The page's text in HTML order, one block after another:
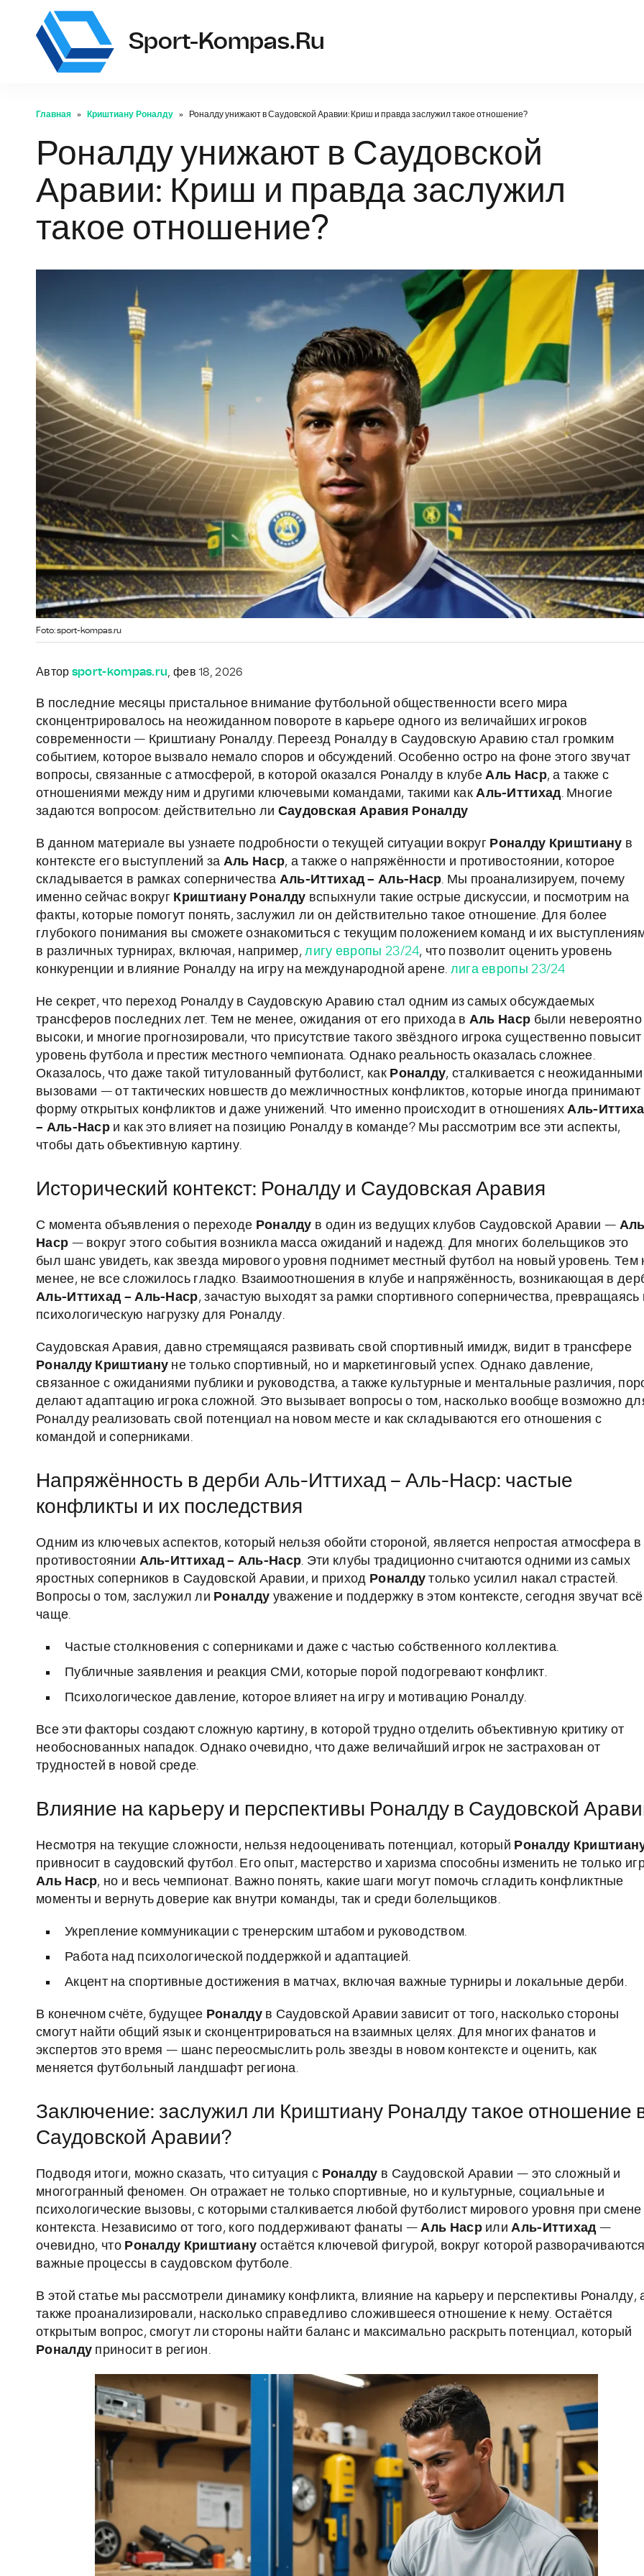
Sport-Kompas.ru
Главная Криштиану Роналду Роналду унижают в Саудовской Аравии: Криш и правда заслужил такое отношение?
Роналду унижают в Саудовской
Аравии: Криш и правда заслужил
такое отношение?
Foto: sport-kompas.ru
Автор sport-kompas.ru, фев 18, 2026
В последние месяцы пристальное внимание футбольной общественности всего мира
сконцентрировалось на неожиданном повороте в карьере одного из величайших игроков
современности — Криштиану Роналду. Переезд Роналду в Саудовскую Аравию стал громким
событием, которое вызвало немало споров и обсуждений. Особенно остро на фоне этого звучат
вопросы, связанные с атмосферой, в которой оказался Роналду в клубеАль Наср, а также с
отношениями между ним и другими ключевыми командами, такими какАль-Иттихад. Многие
задаются вопросом: действительно ли Саудовская Аравия Роналду
В данном материале вы узнаете подробности о текущей ситуации вокруг Роналду Криштиану в
контексте его выступлений за Аль Наср, а также о напряжённости и противостоянии, которое
складывается в рамках соперничества Аль-Иттихад – Аль-Наср. Мы проанализируем, почему
именно сейчас вокруг Криштиану Роналду вспыхнули такие острые дискуссии, и посмотрим на
факты, которые помогут понять, заслужил ли он действительно такое отношение. Для более
глубокого понимания вы сможете ознакомиться с текущим положением команд и их
в различных турнирах, включая, например,лигу европы 23/24, что позволит оценить уровень
конкуренции и влияние Роналду на игру на международной арене. лига европы 23/24
Не секрет, что переход Роналду в Саудовскую Аравию стал одним из самых обсуждаемых
трансферов последних лет. Тем не менее, ожидания от его прихода в Аль Наср были невероятно
высоки, и многие прогнозировали, что присутствие такого звёздного игрока существенно повысит
уровень футбола и престиж местного чемпионата. Однако реальность оказалась сложнее.
Оказалось, что даже такой титулованный футболист, как Роналду, сталкивается с неожиданными
вызовами — от тактических новшеств до межличностных конфликтов, которые иногда принимают
форму открытых конфликтов и даже унижений. Что именно происходит в отношенияхАль-
– Аль-Наср и как это влияет на позицию Роналду в команде? Мы рассмотрим все эти аспекты,
чтобы дать объективную картину.
Исторический контекст: Роналду и Саудовская Аравия
С момента объявления о переходе Роналду в один из ведущих клубов Саудовской Аравии — Аль
Наср — вокруг этого события возникла масса ожиданий и надежд. Для многих болельщиков это
был шанс увидеть, как звезда мирового уровня поднимет местный футбол на новый уровень. Тем
менее, не все сложилось гладко. Взаимоотношения в клубе и напряжённость, возникающая в
Аль-Иттихад – Аль-Наср, зачастую выходят за рамки спортивного соперничества, превращаясь
психологическую нагрузку для Роналду.
Саудовская Аравия, давно стремящаяся развивать свой спортивный имидж, видит в трансфере
Роналду Криштиану не только спортивный, но и маркетинговый успех. Однако давление,
связанное с ожиданиями публики и руководства, а также культурные и ментальные различия,
делают адаптацию игрока сложной. Это вызывает вопросы о том, насколько вообще возможно
Роналду реализовать свой потенциал на новом месте и как складываются его отношения с
командой и соперниками.
Напряжённость в дерби Аль-Иттихад – Аль-Наср: частые
конфликты и их последствия
Одним из ключевых аспектов, который нельзя обойти стороной, является непростая атмосфера в
противостоянии Аль-Иттихад – Аль-Наср. Эти клубы традиционно считаются одними из самых
яростных соперников в Саудовской Аравии, и приход Роналду только усилил накал страстей.
Вопросы о том, заслужил ли Роналду уважение и поддержку в этом контексте, сегодня звучат всё
чаще.
Частые столкновения с соперниками и даже с частью собственного коллектива.
Публичные заявления и реакция СМИ, которые порой подогревают конфликт.
Психологическое давление, которое влияет на игру и мотивацию Роналду.
Все эти факторы создают сложную картину, в которой трудно отделить объективную критику от
необоснованных нападок. Однако очевидно, что даже величайший игрок не застрахован от
трудностей в новой среде.
Влияние на карьеру и перспективы Роналду в Саудовской
Несмотря на текущие сложности, нельзя недооценивать потенциал, который Роналду
привносит в саудовский футбол. Его опыт, мастерство и харизма способны изменить не только
Аль Наср, но и весь чемпионат. Важно понять, какие шаги могут помочь сгладить конфликтные
моменты и вернуть доверие как внутри команды, так и среди болельщиков.
Укрепление коммуникации с тренерским штабом и руководством.
Работа над психологической поддержкой и адаптацией.
Акцент на спортивные достижения в матчах, включая важные турниры и локальные дерби.
В конечном счёте, будущее Роналдув Саудовской Аравии зависит от того, насколько стороны
смогут найти общий язык и сконцентрироваться на взаимных целях. Для многих фанатов и
экспертов это время — шанс переосмыслить роль звезды в новом контексте и оценить, как
меняется футбольный ландшафт региона.
Заключение: заслужил ли Криштиану Роналду такое отношение
Саудовской Аравии?
Подводя итоги, можно сказать, что ситуация с Роналду в Саудовской Аравии — это сложный и
многогранный феномен. Он отражает не только спортивные, но и культурные, социальные и
психологические вызовы, с которыми сталкивается любой футболист мирового уровня при смене
контекста. Независимо от того, кого поддерживают фанаты —Аль НасрилиАль-Иттихад —
очевидно, что Роналду Криштиану остаётся ключевой фигурой, вокруг которой разворачиваются
важные процессы в саудовском футболе.
В этой статье мы рассмотрели динамику конфликта, влияние на карьеру и перспективы Роналду,
также проанализировали, насколько справедливо сложившееся отношение к нему. Остаётся
открытым вопрос, смогут ли стороны найти баланс и максимально раскрыть потенциал, который
Роналду приносит в регион.